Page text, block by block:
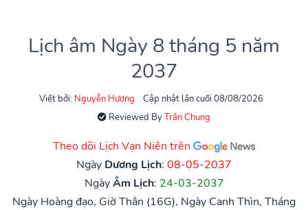
Lịch âm Ngày 8 tháng 5 năm
2037
Viết bởi: Nguyễn Hương
Cập nhật lần cuối 08/08/2026
Reviewed ByTrần Chung
Theo dõi Lịch Vạn Niên trên
Ngày Dương Lịch: 08-05-2037
NgàyÂm Lịch: 24-03-2037
Ngày Hoàng đạo, Giờ Thân (16G), Ngày Canh Thìn, Tháng